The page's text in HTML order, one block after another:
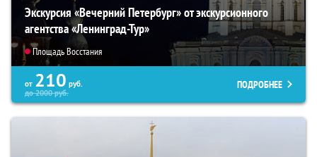
Экскурсия «Вечерний Петербург» от экскурсионного
агентства «Ленинград-Тур»
Площадь Восстания
от 210 руб.
до2000руб.
ПОДРОБНЕЕ